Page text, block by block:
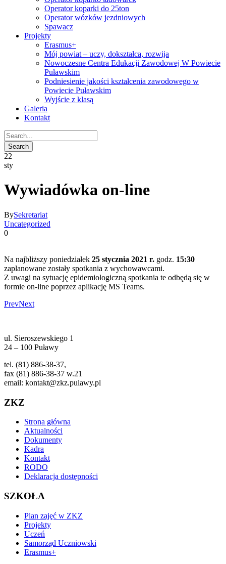
Operator koparki do 25ton
Operator wózków jezdniowych
Spawacz
Projekty
Erasmus+
Mój powiat – uczy, dokształca, rozwija
Nowoczesne Centra Edukacji Zawodowej W Powiecie
Puławskim
Podniesienie jakości kształcenia zawodowego w
Powiecie Puławskim
Wyjście z klasą
Galeria
Kontakt
22
sty
Wywiadówka on-line
BySekretariat
Uncategorized
0
Na najbliższy poniedziałek 25 stycznia 2021 r. godz. 15:30
zaplanowane zostały spotkania z wychowawcami.
Z uwagi na sytuację epidemiologiczną spotkania te odbędą się w
formie on-line poprzez aplikację MS Teams.
PrevNext
ul. Sieroszewskiego 1
24 – 100 Puławy
tel. (81) 886-38-37,
fax (81) 886-38-37 w.21
email: kontakt@zkz.pulawy.pl
ZKZ
Strona główna
Aktualności
Dokumenty
Kadra
Kontakt
RODO
Deklaracja dostępności
SZKOŁA
Plan zajęć w ZKZ
Projekty
Uczeń
Samorząd Uczniowski
Erasmus+